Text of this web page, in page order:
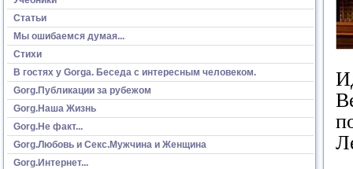
Статьи
Мы ошибаемся думая...
Стихи
В гостях у Gorga. Беседа с интересным человеком.
Gorg.Публикации за рубежом
Gorg.Наша Жизнь
Gorg.Не факт...
Gorg.Любовь и Секс.Мужчина и Женщина
Gorg.Интернет...